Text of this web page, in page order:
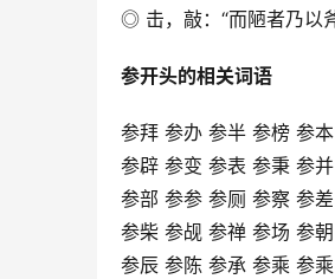
◎ 击，敲：“而陋者乃以
参开头的相关词语
参拜 参办 参半 参榜 参
参辟 参变 参表 参秉 参
参部 参参 参厕 参察 参
参柴 参觇 参禅 参场 参
参辰 参陈 参承 参乘 参